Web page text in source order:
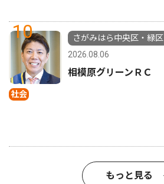
10
社会
さがみはら中央区・緑区
2026.08.06
相模原グリーンＲＣ
もっと見る